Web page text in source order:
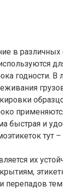
в различных
годности. В
быстрая и
тут –
их